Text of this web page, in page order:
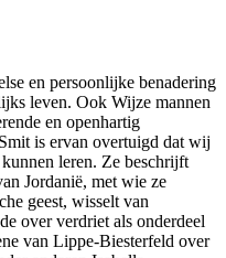
en persoonlijke benadering
leven. Ook Wijze mannen
en openhartig
is ervan overtuigd dat wij
leren. Ze beschrijft
Jordanië, met wie ze
geest, wisselt van
over verdriet als onderdeel
van Lippe-Biesterfeld over